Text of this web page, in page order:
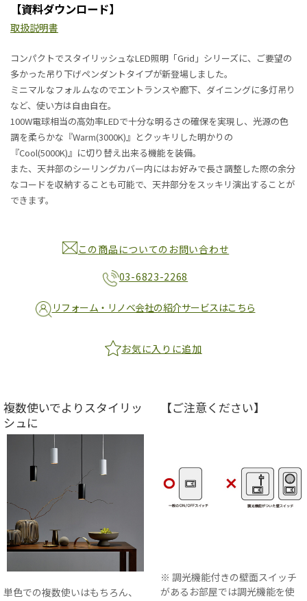
【資料ダウンロード】
取扱説明書
コンパクトでスタイリッシュなLED照明「Grid」シリーズに、ご要望の
多かった吊り下げペンダントタイプが新登場しました。
ミニマルなフォルムなのでエントランスや廊下、ダイニングに多灯吊り
など、使い方は自由自在。
100W電球相当の高効率LEDで十分な明るさの確保を実現し、光源の色
調を柔らかな『Warm(3000K)』とクッキリした明かりの
『Cool(5000K)』に切り替え出来る機能を装備。
また、天井部のシーリングカバー内にはお好みで長さ調整した際の余分
なコードを収納することも可能で、天井部分をスッキリ演出することが
できます。
この商品についてのお問い合わせ
03-6823-2268
リフォーム・リノベ会社の紹介サービスはこちら
お気に入りに追加
複数使いでよりスタイリッ
シュに
単色での複数使いはもちろん、
【ご注意ください】
※ 調光機能付きの壁面スイッチ
があるお部屋では調光機能を使